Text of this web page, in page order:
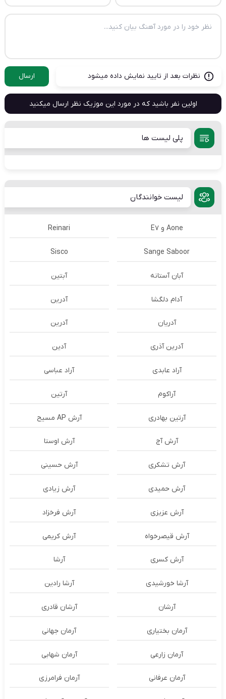
نظرات بعد از تایید نمایش داده میشود ارسال
اولین نفر باشید که در مورد این موزیک نظر ارسال میکنید
پلی لیست ها
لیست خوانندگان
Aone و E7 Reinari
Sange Saboor
Sisco
آبان آستانه آبتین
آدام دلگشا آدرين
آدریان آدرین
آدرین آذری آدین
آراد عابدی آراد عباسی
آراکوم آرتین
آرتین بهادری آرش AP مسیح
آرش آج آرش اوستا
آرش تشکری آرش حسینی
آرش حمیدی آرش زیادی
آرش عزیزی آرش فرخزاد
آرش قیصرخواه آرش کریمی
آرش کسری آرشا
آرشا خورشیدی آرشا رادین
آرشان آرشان قادری
آرمان بختیاری آرمان جهانی
آرمان زارعی آرمان شهابی
آرمان عرفانی آرمان فرامرزی